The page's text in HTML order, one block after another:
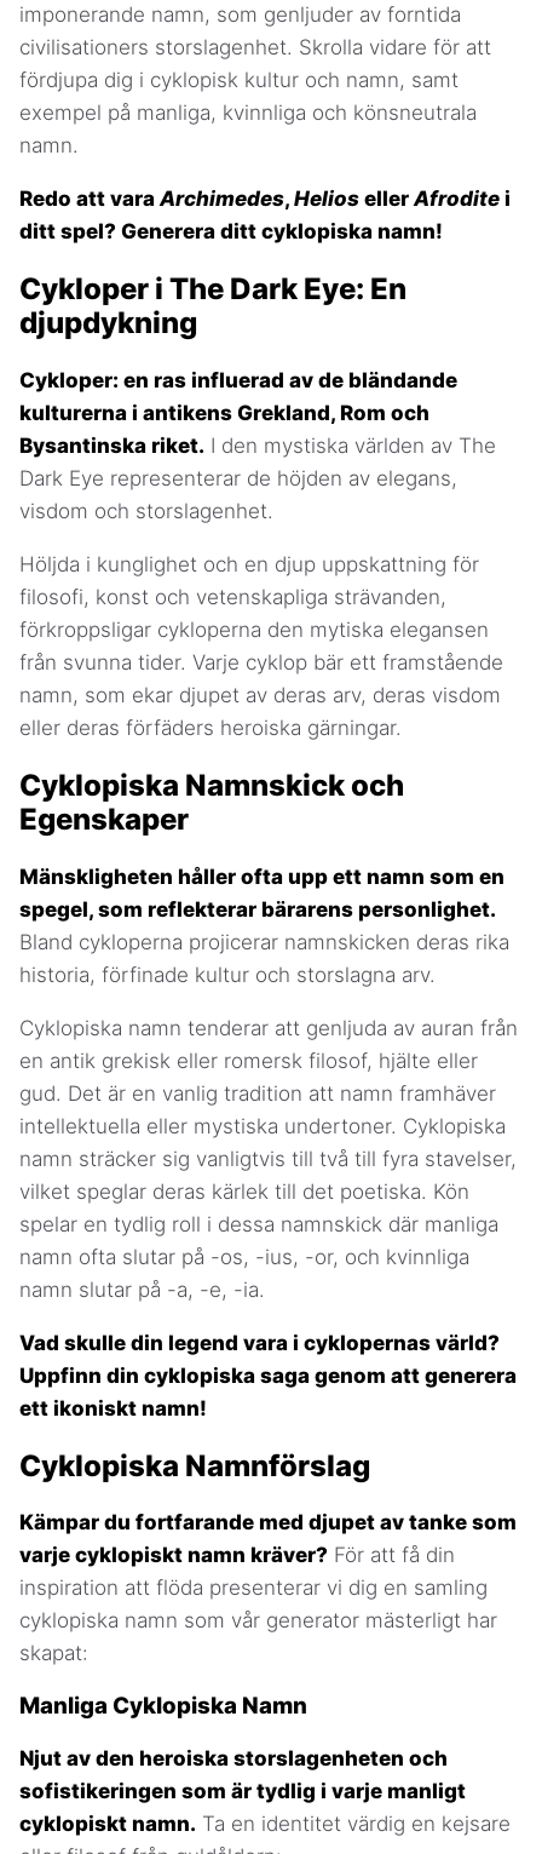
imponerande namn, som genljuder av forntida
civilisationers storslagenhet. Skrolla vidare för att
fördjupa dig i cyklopisk kultur och namn, samt
exempel på manliga, kvinnliga och könsneutrala
namn.
Redo att varaArchimedes, Helios ellerAfrodite i
ditt spel? Generera ditt cyklopiska namn!
Cykloper i The Dark Eye: En
djupdykning
Cykloper: en ras influerad av de bländande
kulturerna i antikens Grekland, Rom och
Bysantinska riket. I den mystiska världen av The
Dark Eye representerar de höjden av elegans,
visdom och storslagenhet.
Höljda i kunglighet och en djup uppskattning för
filosofi, konst och vetenskapliga strävanden,
förkroppsligar cykloperna den mytiska elegansen
från svunna tider. Varje cyklop bär ett framstående
namn, som ekar djupet av deras arv, deras visdom
eller deras förfäders heroiska gärningar.
Cyklopiska Namnskick och
Egenskaper
Mänskligheten håller ofta upp ett namn som en
spegel, som reflekterar bärarens personlighet.
Bland cykloperna projicerar namnskicken deras rika
historia, förfinade kultur och storslagna arv.
Cyklopiska namn tenderar att genljuda av auran från
en antik grekisk eller romersk filosof, hjälte eller
gud. Det är en vanlig tradition att namn framhäver
intellektuella eller mystiska undertoner. Cyklopiska
namn sträcker sig vanligtvis till två till fyra stavelser,
vilket speglar deras kärlek till det poetiska. Kön
spelar en tydlig roll i dessa namnskick där manliga
namn ofta slutar på -os, -ius, -or, och kvinnliga
namn slutar på -a, -e, -ia.
Vad skulle din legend vara i cyklopernas värld?
Uppfinn din cyklopiska saga genom att generera
ett ikoniskt namn!
Cyklopiska Namnförslag
Kämpar du fortfarande med djupet av tanke som
varje cyklopiskt namn kräver? För att få din
inspiration att flöda presenterar vi dig en samling
cyklopiska namn som vår generator mästerligt har
skapat:
Manliga Cyklopiska Namn
Njut av den heroiska storslagenheten och
sofistikeringen som är tydlig i varje manligt
cyklopiskt namn. Ta en identitet värdig en kejsare